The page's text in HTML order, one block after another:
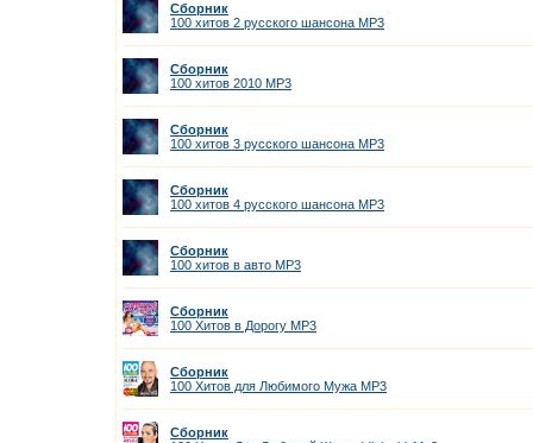
Сборник
100 хитов 2 русского шансона MP3
Сборник
100 хитов 2010 MP3
Сборник
100 хитов 3 русского шансона MP3
Сборник
100 хитов 4 русского шансона MP3
Сборник
100 хитов в авто MP3
Сборник
100 Хитов в Дорогу MP3
Сборник
100 Хитов для Любимого Мужа MP3
Сборник